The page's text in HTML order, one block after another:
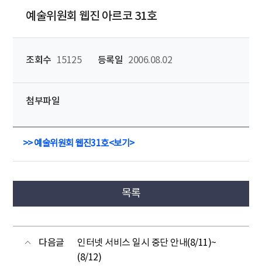
예술위원회 웹진 아르코 31호
조회수 15125 등록일 2006.08.02
첨부파일
>>예술위원회 웹진31호<보기>
목록
다음글
인터넷 서비스 일시 중단 안내(8/11)~
(8/12)